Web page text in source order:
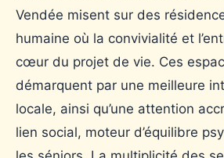
Vendée misent sur des
humaine où la convivialité et
cœur du projet de vie. Ces
démarquent par une meilleure
locale, ainsi qu’une attention
lien social, moteur d’équilibre